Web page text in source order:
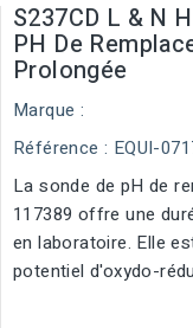
S237CD L & N
PH De
Prolongée
Marque :
Référence : EQUI-
La sonde de pH de
117389 offre une
en laboratoire. Elle
potentiel d'oxydo-